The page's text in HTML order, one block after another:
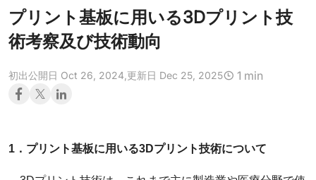
プリント基板に用いる3Dプリント技
術考察及び技術動向
初出公開日 Oct 26, 2024, 更新日 Dec 25, 2025 1 min
1．プリント基板に用いる3Dプリント技術について